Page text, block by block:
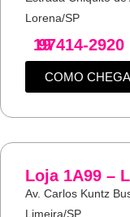
Lorena/SP
19
97414-2920
COMO
Loja 1A99 –
Av. Carlos Kuntz
Limeira/SP